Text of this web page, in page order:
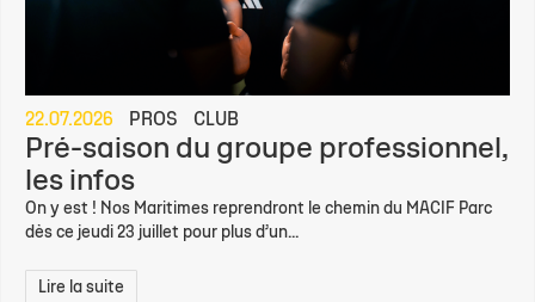
22.07.2026 PROS CLUB
Pré-saison du groupe professionnel,
les infos
On y est ! Nos Maritimes reprendront le chemin du MACIF Parc
dès ce jeudi 23 juillet pour plus d’un...
Lire la suite